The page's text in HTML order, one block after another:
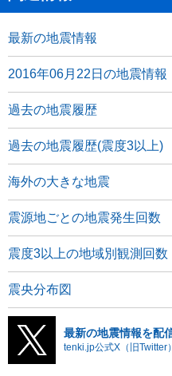
最新の地震情報
2016年06月22日の地震情報
過去の地震履歴
過去の地震履歴(震度3以上)
海外の大きな地震
震源地ごとの地震発生回数
震度3以上の地域別観測回数
震央分布図
最新の地震情報を配
tenki.jp公式X（旧Twitter